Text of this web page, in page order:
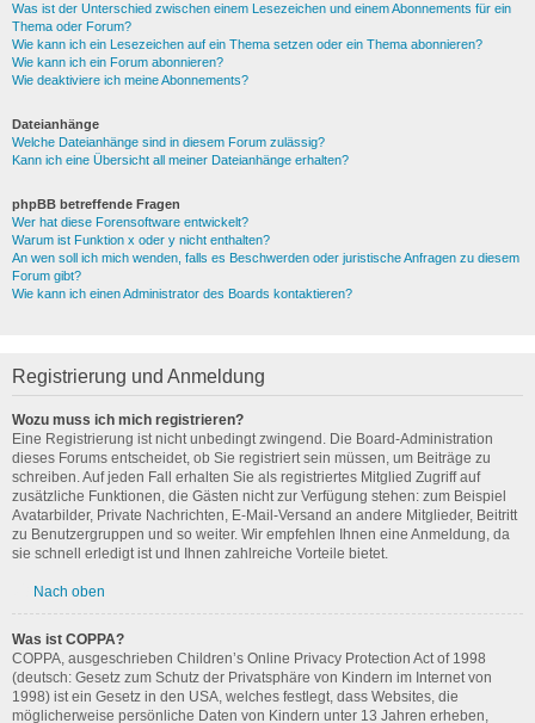
Was ist der Unterschied zwischen einem Lesezeichen und einem Abonnements für ein
Thema oder Forum?
Wie kann ich ein Lesezeichen auf ein Thema setzen oder ein Thema abonnieren?
Wie kann ich ein Forum abonnieren?
Wie deaktiviere ich meine Abonnements?
Dateianhänge
Welche Dateianhänge sind in diesem Forum zulässig?
Kann ich eine Übersicht all meiner Dateianhänge erhalten?
phpBB betreffende Fragen
Wer hat diese Forensoftware entwickelt?
Warum ist Funktion x oder y nicht enthalten?
An wen soll ich mich wenden, falls es Beschwerden oder juristische Anfragen zu diesem
Forum gibt?
Wie kann ich einen Administrator des Boards kontaktieren?
Registrierung und Anmeldung
Wozu muss ich mich registrieren?
Eine Registrierung ist nicht unbedingt zwingend. Die Board-Administration
dieses Forums entscheidet, ob Sie registriert sein müssen, um Beiträge zu
schreiben. Auf jeden Fall erhalten Sie als registriertes Mitglied Zugriff auf
zusätzliche Funktionen, die Gästen nicht zur Verfügung stehen: zum Beispiel
Avatarbilder, Private Nachrichten, E-Mail-Versand an andere Mitglieder, Beitritt
zu Benutzergruppen und so weiter. Wir empfehlen Ihnen eine Anmeldung, da
sie schnell erledigt ist und Ihnen zahlreiche Vorteile bietet.
Nach oben
Was ist COPPA?
COPPA, ausgeschrieben Children’s Online Privacy Protection Act of 1998
(deutsch: Gesetz zum Schutz der Privatsphäre von Kindern im Internet von
1998) ist ein Gesetz in den USA, welches festlegt, dass Websites, die
möglicherweise persönliche Daten von Kindern unter 13 Jahren erheben,